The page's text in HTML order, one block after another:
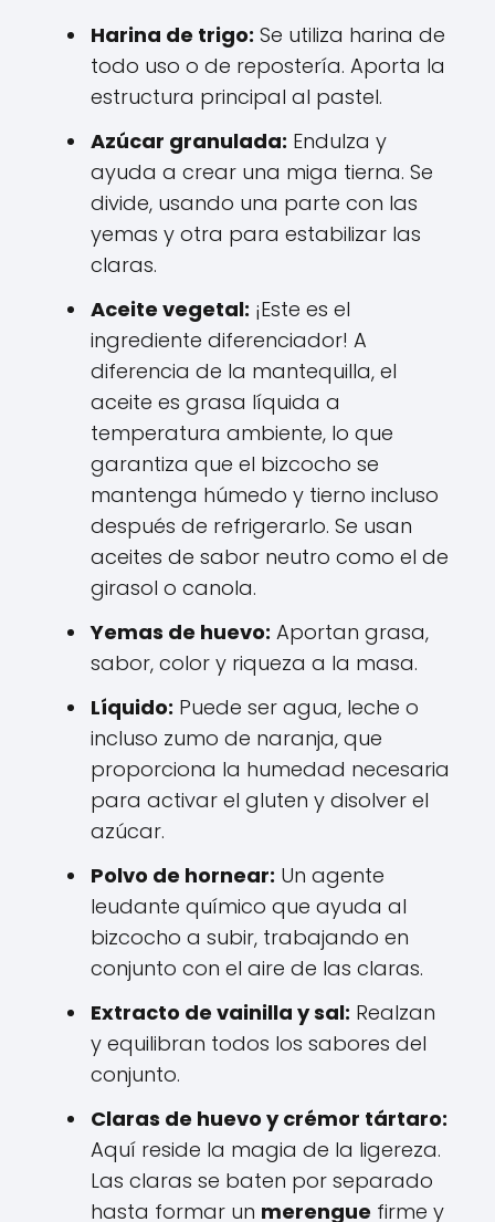
Harina de trigo: Se utiliza harina de
todo uso o de repostería. Aporta la
estructura principal al pastel.
Azúcar granulada: Endulza y
ayuda a crear una miga tierna. Se
divide, usando una parte con las
yemas y otra para estabilizar las
claras.
Aceite vegetal: ¡Este es el
ingrediente diferenciador! A
diferencia de la mantequilla, el
aceite es grasa líquida a
temperatura ambiente, lo que
garantiza que el bizcocho se
mantenga húmedo y tierno incluso
después de refrigerarlo. Se usan
aceites de sabor neutro como el de
girasol o canola.
Yemas de huevo: Aportan grasa,
sabor, color y riqueza a la masa.
Líquido: Puede ser agua, leche o
incluso zumo de naranja, que
proporciona la humedad necesaria
para activar el gluten y disolver el
azúcar.
Polvo de hornear: Un agente
leudante químico que ayuda al
bizcocho a subir, trabajando en
conjunto con el aire de las claras.
Extracto de vainilla y sal: Realzan
y equilibran todos los sabores del
conjunto.
Claras de huevo y crémor tártaro:
Aquí reside la magia de la ligereza.
Las claras se baten por separado
hasta formar un merengue firme y